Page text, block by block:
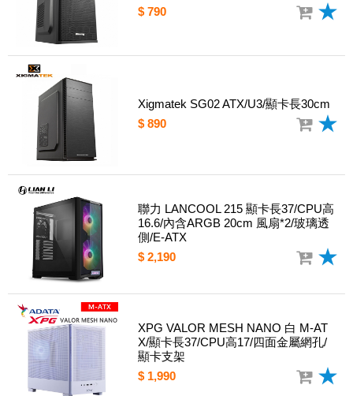
$ 790
Xigmatek SG02 ATX/U3/顯卡長30cm
$ 890
聯力 LANCOOL 215 顯卡長37/CPU高
16.6/內含ARGB 20cm 風扇*2/玻璃透
側/E-ATX
$ 2,190
XPG VALOR MESH NANO 白 M-AT
X/顯卡長37/CPU高17/四面金屬網孔/
顯卡支架
$ 1,990